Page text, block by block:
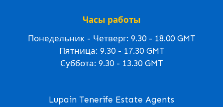
Часы работы
Понедельник - Четверг: 9.30 - 18.00 GMT
Пятница: 9.30 - 17.30 GMT
Суббота: 9.30 - 13.30 GMT
Lupain Tenerife Estate Agents